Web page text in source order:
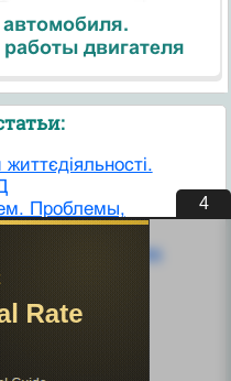
двигателя
Проблемы,
API
Сховище даннях
имен
3